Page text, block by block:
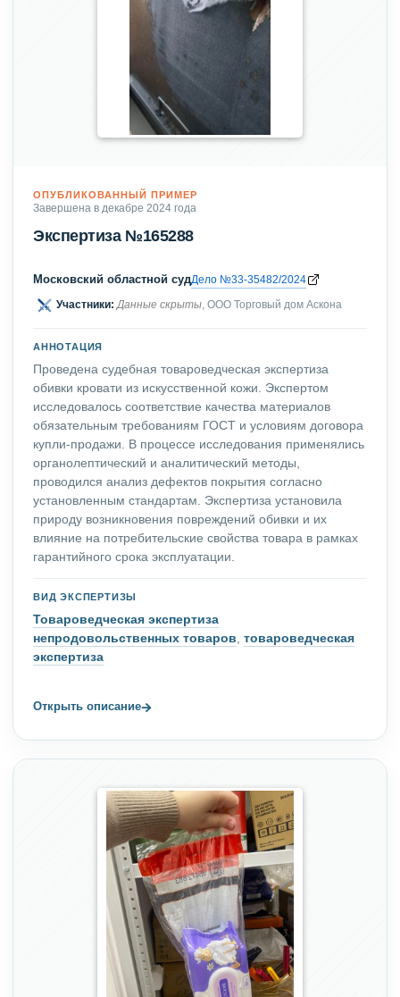
ОПУБЛИКОВАННЫЙ ПРИМЕР
Завершена в декабре 2024 года
Экспертиза №165288
Московский областной судДело №33-35482/2024
Участники: Данные скрыты , ООО Торговый дом Аскона
АННОТАЦИЯ
Проведена судебная товароведческая экспертиза
обивки кровати из искусственной кожи. Экспертом
исследовалось соответствие качества материалов
обязательным требованиям ГОСТ и условиям договора
купли-продажи. В процессе исследования применялись
органолептический и аналитический методы,
проводился анализ дефектов покрытия согласно
установленным стандартам. Экспертиза установила
природу возникновения повреждений обивки и их
влияние на потребительские свойства товара в рамках
гарантийного срока эксплуатации.
ВИД ЭКСПЕРТИЗЫ
Товароведческая экспертиза
непродовольственных товаров, товароведческая
экспертиза
Открыть описание→